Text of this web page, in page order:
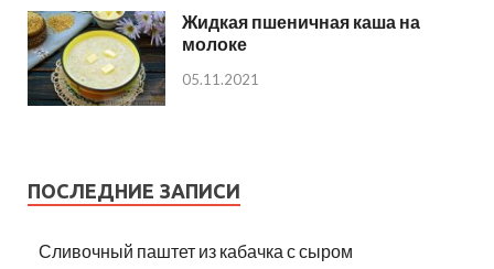
Жидкая пшеничная каша на
молоке
05.11.2021
ПОСЛЕДНИЕ ЗАПИСИ
Сливочный паштет из кабачка с сыром